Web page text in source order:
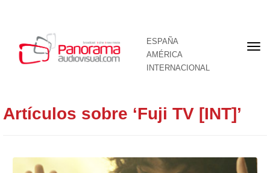
ESPAÑA
AMÉRICA
INTERNACIONAL
Artículos sobre ‘Fuji TV [INT]’